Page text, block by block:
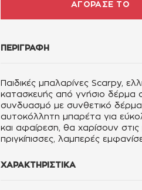
ΑΓΟΡΑΣΕ ΤΟ
ΠΕΡΙΓΡΑΦΗ
Παιδικές μπαλαρίνες Scarpy,
κατασκευής από γνήσιο δέρμα
συνδυασμό με συνθετικό
αυτοκόλλητη μπαρέτα για
και αφαίρεση, θα χαρίσουν στις
πριγκίπισσες, λαμπερές
ΧΑΡΑΚΤΗΡΙΣΤΙΚΑ